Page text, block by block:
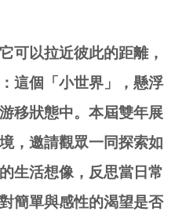
可以拉近彼此的距離，
這個「小世界」，懸浮
移狀態中。本屆雙年展
，邀請觀眾一同探索如
生活想像，反思當日常
簡單與感性的渴望是否